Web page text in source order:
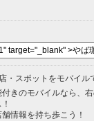
・スポットをモバイル
きのモバイルなら、
情報を持ち歩こう！